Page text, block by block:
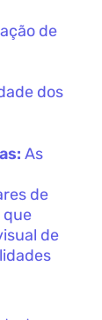
de
dos
As
de
que
de